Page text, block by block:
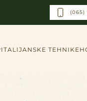
(065)
ITALIJANSKE TEHNIKE